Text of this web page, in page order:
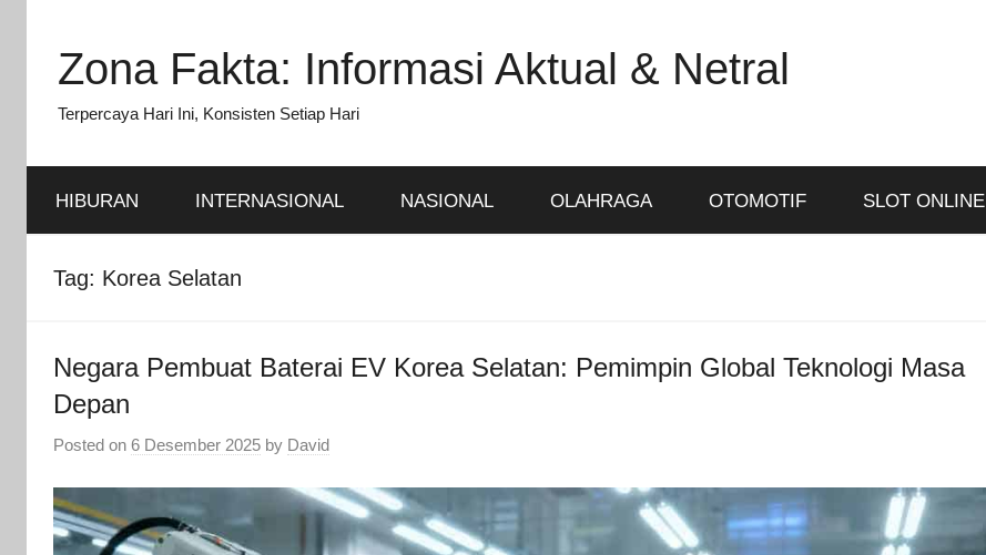
content
Zona Fakta: Informasi Aktual & Netral
Terpercaya Hari Ini, Konsisten Setiap Hari
HIBURAN INTERNASIONAL NASIONAL OLAHRAGA OTOMOTIF SLOT ONLINE
Tag: Korea Selatan
Negara Pembuat Baterai EV Korea Selatan: Pemimpin Global Teknologi Masa
Depan
Posted on 6 Desember 2025 by David